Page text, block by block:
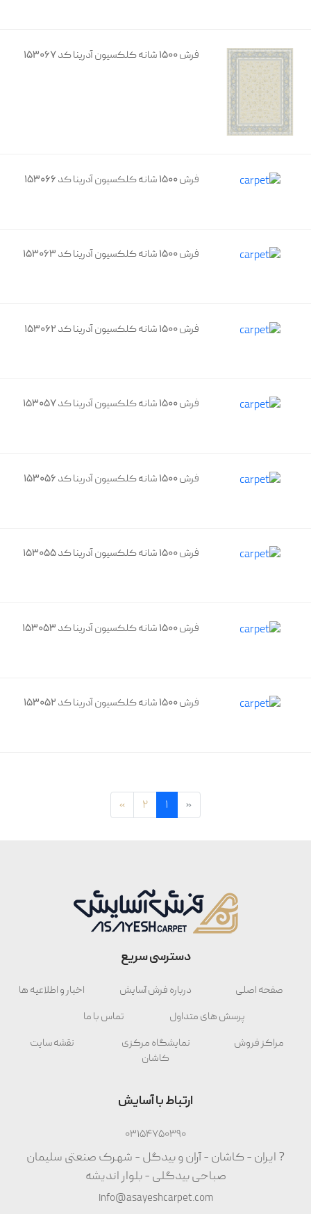
فرش 1500 شانه کلکسیون آدرینا کد 153067
فرش 1500 شانه کلکسیون آدرینا کد 153066
فرش 1500 شانه کلکسیون آدرینا کد 153063
فرش 1500 شانه کلکسیون آدرینا کد 153062
فرش 1500 شانه کلکسیون آدرینا کد 153057
فرش 1500 شانه کلکسیون آدرینا کد 153056
فرش 1500 شانه کلکسیون آدرینا کد 153055
فرش 1500 شانه کلکسیون آدرینا کد 153053
فرش 1500 شانه کلکسیون آدرینا کد 153052
«
1
2
»
دسترسی سریع
صفحه اصلی درباره فرش آسایش
اخبار و اطلاعیه ها
پرسش های متداول
تماس با ما
مراکز فروش
نمایشگاه مرکزی
کاشان
نقشه سایت
ارتباط با آسایش
03154750390
? ایران - کاشان - آران و بیدگل - شهرک صنعتی سلیمان
صباحی بیدگلی - بلوار اندیشه
Info@asayeshcarpet.com